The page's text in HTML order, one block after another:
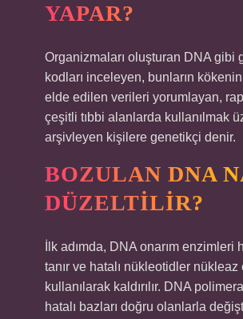
YAPAR?
Organizmaları oluşturan DNA gibi
kodları inceleyen, bunların
elde edilen verileri yorumlayan,
çeşitli tıbbi alanlarda kullanılmak
arşivleyen kişilere genetikçi denir.
BOZULAN DNA
DÜZELTILIR?
İlk adımda, DNA onarım enzimleri
tanır ve hatalı nükleotidler nükleaz
kullanılarak kaldırılır. DNA
hatalı bazları doğru olanlarla